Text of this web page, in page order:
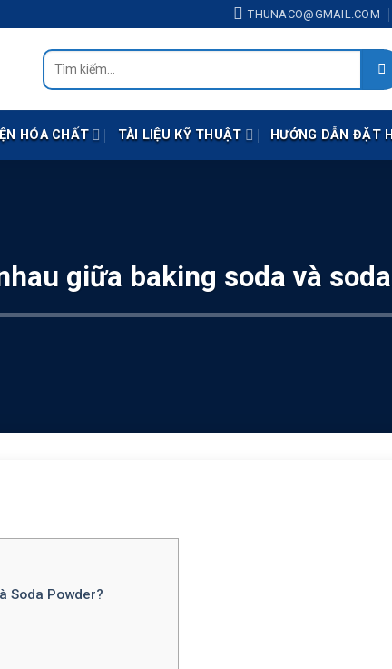
THUNACO@GMAIL.COM
Tìm
kiếm:
HÓA CHẤT TÀI LIỆU KỸ THUẬT HƯỚNG DẪN ĐẶT
giữa baking soda và
Soda Powder?